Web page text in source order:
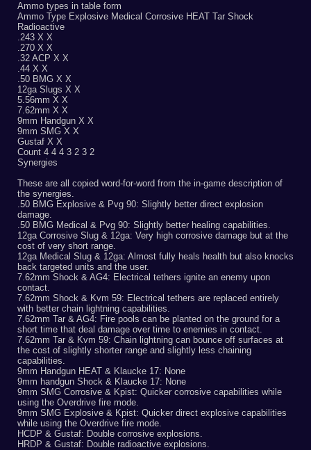
Ammo types in table form
Ammo Type Explosive Medical Corrosive HEAT Tar Shock
Radioactive
.243 X X
.270 X X
.32 ACP X X
.44 X X
.50 BMG X X
12ga Slugs X X
5.56mm X X
7.62mm X X
9mm Handgun X X
9mm SMG X X
Gustaf X X
Count 4 4 4 3 2 3 2
Synergies
These are all copied word-for-word from the in-game description of
the synergies.
.50 BMG Explosive & Pvg 90: Slightly better direct explosion
damage.
.50 BMG Medical & Pvg 90: Slightly better healing capabilities.
12ga Corrosive Slug & 12ga: Very high corrosive damage but at the
cost of very short range.
12ga Medical Slug & 12ga: Almost fully heals health but also knocks
back targeted units and the user.
7.62mm Shock & AG4: Electrical tethers ignite an enemy upon
contact.
7.62mm Shock & Kvm 59: Electrical tethers are replaced entirely
with better chain lightning capabilities.
7.62mm Tar & AG4: Fire pools can be planted on the ground for a
short time that deal damage over time to enemies in contact.
7.62mm Tar & Kvm 59: Chain lightning can bounce off surfaces at
the cost of slightly shorter range and slightly less chaining
capabilities.
9mm Handgun HEAT & Klaucke 17: None
9mm handgun Shock & Klaucke 17: None
9mm SMG Corrosive & Kpist: Quicker corrosive capabilities while
using the Overdrive fire mode.
9mm SMG Explosive & Kpist: Quicker direct explosive capabilities
while using the Overdrive fire mode.
HCDP & Gustaf: Double corrosive explosions.
HRDP & Gustaf: Double radioactive explosions.